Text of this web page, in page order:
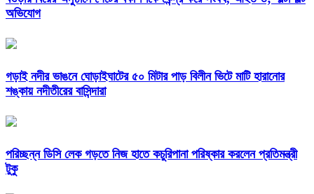
অভিযোগ
গড়াই নদীর ভাঙনে ঘোড়াইঘাটের ৫০ মিটার পাড় বিলীন ভিটে মাটি হারানোর
শঙ্কায় নদীতীরের বাসিন্দারা
পরিচ্ছন্ন ডিসি লেক গড়তে নিজ হাতে কচুরিপানা পরিষ্কার করলেন প্রতিমন্ত্রী
টুকু